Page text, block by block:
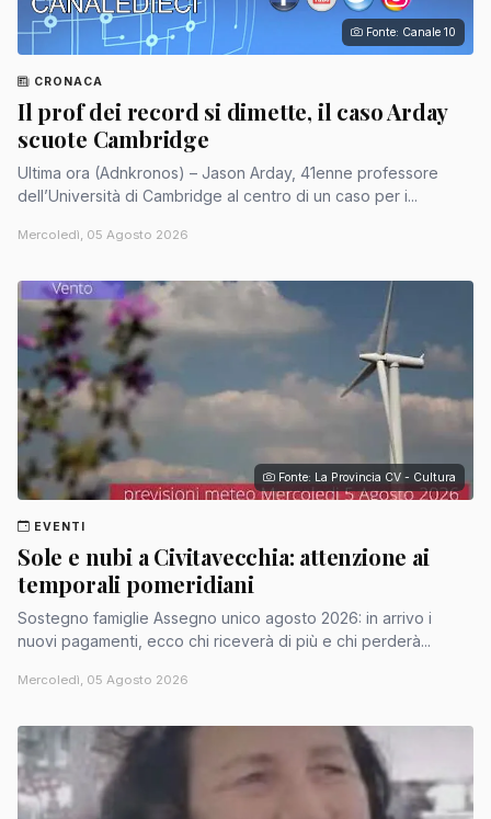
Fonte: Canale 10
CRONACA
Il prof dei record si dimette, il caso Arday
scuote Cambridge
Ultima ora (Adnkronos) – Jason Arday, 41enne professore
dell’Università di Cambridge al centro di un caso per i...
Mercoledì, 05 Agosto 2026
Fonte: La Provincia CV - Cultura
EVENTI
Sole e nubi a Civitavecchia: attenzione ai
temporali pomeridiani
Sostegno famiglie Assegno unico agosto 2026: in arrivo i
nuovi pagamenti, ecco chi riceverà di più e chi perderà...
Mercoledì, 05 Agosto 2026